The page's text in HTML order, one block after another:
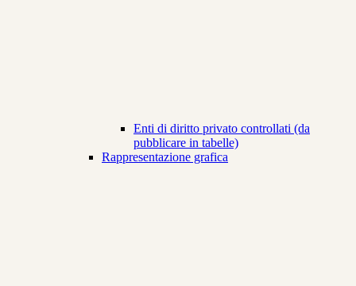
Enti di diritto privato controllati (da
pubblicare in tabelle)
Rappresentazione grafica